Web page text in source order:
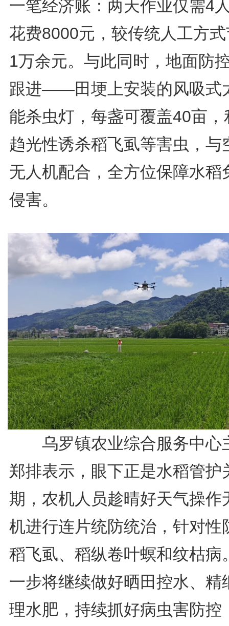
一笔经济账：两天作业仅需4
花费8000元，较传统人工方
1万余元。与此同时，地面防
跟进——田埂上安装的风吸式
能杀虫灯，每盏可覆盖40亩，
趋光性诱杀稻飞虱等害虫，与
无人机配合，全方位保障水稻
侵害。
乌罗镇农业综合服务中心
郑排表示，眼下正是水稻管护
期，农机人员趁晴好天气操作
机进行连片统防统治，针对性
稻飞虱、稻纵卷叶螟和纹枯病
一步将继续做好晒田控水、精
理水肥，持续抓好病虫害防控